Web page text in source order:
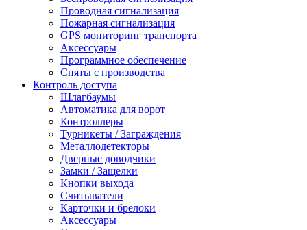
Проводная сигнализация
Пожарная сигнализация
GPS мониторинг транспорта
Аксессуары
Программное обеспечение
Сняты с производства
Контроль доступа
Шлагбаумы
Автоматика для ворот
Контроллеры
Турникеты / Заграждения
Металлодетекторы
Дверные доводчики
Замки / Защелки
Кнопки выхода
Считыватели
Карточки и брелоки
Аксессуары